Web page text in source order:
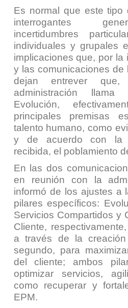
Es normal que este tipo
interrogantes
incertidumbres
individuales y grupales
implicaciones que, por la
y las comunicaciones de
dejan entrever
administración
Evolución,
principales premisas
talento humano, como
y de acuerdo con la
recibida, el poblamiento
En las dos
en reunión con la
informó de los ajustes a
pilares específicos:
Servicios Compartidos y
Cliente,
a través de la
segundo, para
del cliente; ambos
optimizar servicios,
como recuperar y
EPM.